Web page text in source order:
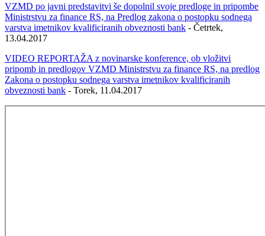
VZMD po javni predstavitvi še dopolnil svoje predloge in pripombe
Ministrstvu za finance RS, na Predlog zakona o postopku sodnega
varstva imetnikov kvalificiranih obveznosti bank - Četrtek,
13.04.2017
VIDEO REPORTAŽA z novinarske konference, ob vložitvi
pripomb in predlogov VZMD Ministrstvu za finance RS, na predlog
Zakona o postopku sodnega varstva imetnikov kvalificiranih
obveznosti bank - Torek, 11.04.2017